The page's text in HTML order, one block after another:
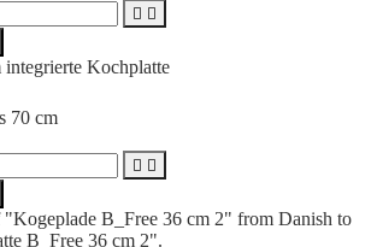
 
70 cm
 